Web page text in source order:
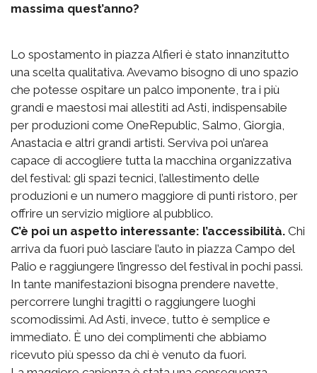
massima quest’anno?
Lo spostamento in piazza Alfieri è stato innanzitutto
una scelta qualitativa. Avevamo bisogno di uno spazio
che potesse ospitare un palco imponente, tra i più
grandi e maestosi mai allestiti ad Asti, indispensabile
per produzioni come OneRepublic, Salmo, Giorgia,
Anastacia e altri grandi artisti. Serviva poi un’area
capace di accogliere tutta la macchina organizzativa
del festival: gli spazi tecnici, l’allestimento delle
produzioni e un numero maggiore di punti ristoro, per
offrire un servizio migliore al pubblico.
C’è poi un aspetto interessante: l’accessibilità. Chi
arriva da fuori può lasciare l’auto in piazza Campo del
Palio e raggiungere l’ingresso del festival in pochi passi.
In tante manifestazioni bisogna prendere navette,
percorrere lunghi tragitti o raggiungere luoghi
scomodissimi. Ad Asti, invece, tutto è semplice e
immediato. È uno dei complimenti che abbiamo
ricevuto più spesso da chi è venuto da fuori.